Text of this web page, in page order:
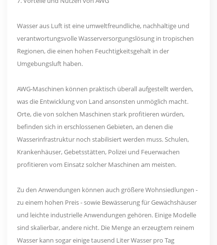
Wasser aus Luft ist eine umweltfreundliche, nachhaltige und
verantwortungsvolle Wasserversorgungslösung in tropischen
Regionen, die einen hohen Feuchtigkeitsgehalt in der
Umgebungsluft haben.
AWG-Maschinen können praktisch überall aufgestellt werden,
was die Entwicklung von Land ansonsten unmöglich macht.
Orte, die von solchen Maschinen stark profitieren würden,
befinden sich in erschlossenen Gebieten, an denen die
Wasserinfrastruktur noch stabilisiert werden muss. Schulen,
Krankenhäuser, Gebetsstätten, Polizei und Feuerwachen
profitieren vom Einsatz solcher Maschinen am meisten.
Zu den Anwendungen können auch größere Wohnsiedlungen -
zu einem hohen Preis - sowie Bewässerung für Gewächshäuser
und leichte industrielle Anwendungen gehören. Einige Modelle
sind skalierbar, andere nicht. Die Menge an erzeugtem reinem
Wasser kann sogar einige tausend Liter Wasser pro Tag